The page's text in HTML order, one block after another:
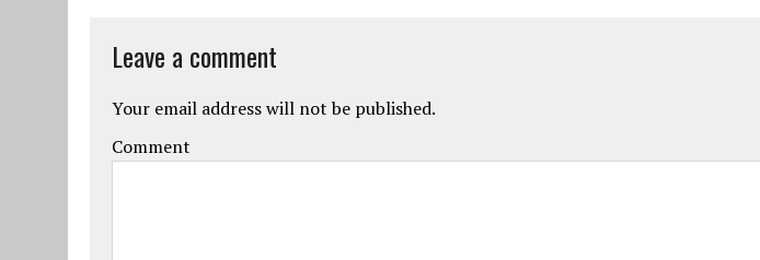
Leave a comment
Your email address will not be published.
Comment